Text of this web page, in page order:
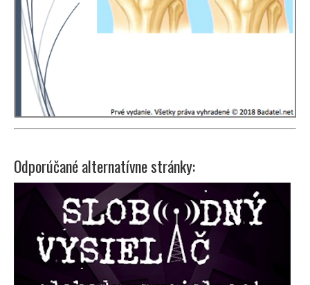
Odporúčané alternatívne stránky: